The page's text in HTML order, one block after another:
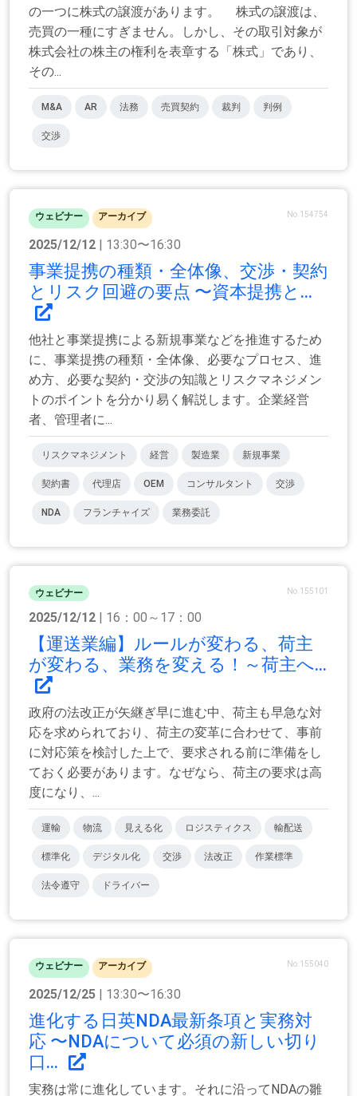
の一つに株式の譲渡があります。 株式の譲渡は、
売買の一種にすぎません。しかし、その取引対象が
株式会社の株主の権利を表章する「株式」であり、
その...
M&A AR 法務 売買契約 裁判 判例
交渉
ウェビナー アーカイブ No.154754
2025/12/12 | 13:30〜16:30
事業提携の種類・全体像、交渉・契約
とリスク回避の要点 〜資本提携と...
他社と事業提携による新規事業などを推進するため
に、事業提携の種類・全体像、必要なプロセス、進
め方、必要な契約・交渉の知識とリスクマネジメン
トのポイントを分かり易く解説します。企業経営
者、管理者に...
リスクマネジメント 経営 製造業 新規事業
契約書 代理店 OEM コンサルタント 交渉
NDA フランチャイズ 業務委託
ウェビナー No.155101
2025/12/12 | 16：00～17：00
【運送業編】ルールが変わる、荷主
が変わる、業務を変える！～荷主へ...
政府の法改正が矢継ぎ早に進む中、荷主も早急な対
応を求められており、荷主の変革に合わせて、事前
に対応策を検討した上で、要求される前に準備をし
ておく必要があります。なぜなら、荷主の要求は高
度になり、...
運輸 物流 見える化 ロジスティクス 輸配送
標準化 デジタル化 交渉 法改正 作業標準
法令遵守 ドライバー
ウェビナー アーカイブ No.155040
2025/12/25 | 13:30〜16:30
進化する日英NDA最新条項と実務対
応 〜NDAについて必須の新しい切り
口...
実務は常に進化しています。それに沿ってNDAの雛